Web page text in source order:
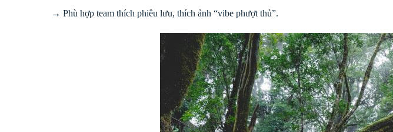
→ Phù hợp team thích phiêu lưu, thích ảnh “vibe phượt thủ”.